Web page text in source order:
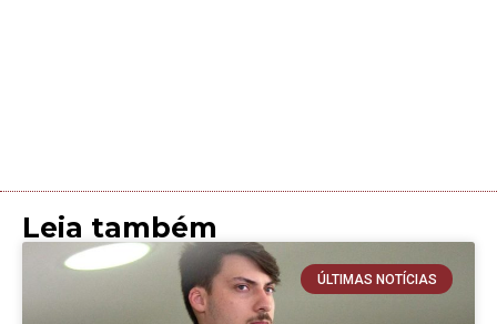
Leia também
ÚLTIMAS NOTÍCIAS